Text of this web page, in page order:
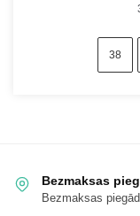
38
Bezmaksas
Bezmaksas